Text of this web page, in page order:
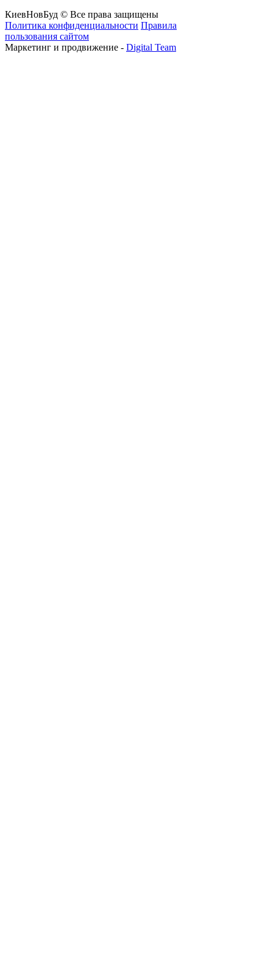
КиевНовБуд © Все права защищены
Политика конфиденциальности Правила
пользования сайтом
Маркетинг и продвижение - Digital Team